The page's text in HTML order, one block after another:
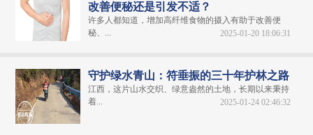
改善便秘还是引发不适？
许多人都知道，增加高纤维食物的摄入有助于改善便
秘、...
2025-01-20 18:06:31
守护绿水青山：符垂振的三十年护林之路
江西，这片山水交织、绿意盎然的土地，长期以来秉持
着...
2025-01-24 02:46:32